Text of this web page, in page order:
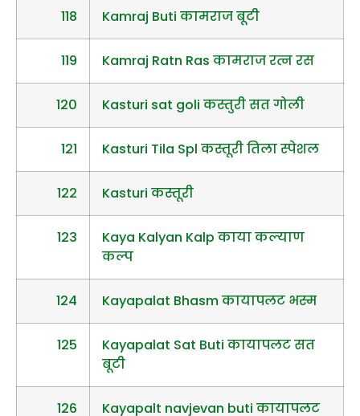
118 Kamraj Buti कामराज बूटी
119 Kamraj Ratn Ras कामराज रत्न रस
120 Kasturi sat goli कस्तुरी सत गोली
121 Kasturi Tila Spl कस्तूरी तिला स्पेशल
122 Kasturi कस्तूरी
123
Kaya Kalyan Kalp काया कल्याण
कल्प
124 Kayapalat Bhasm कायापलट भस्म
125
Kayapalat Sat Buti कायापलट सत
बूटी
126
Kayapalt navjevan buti कायापलट